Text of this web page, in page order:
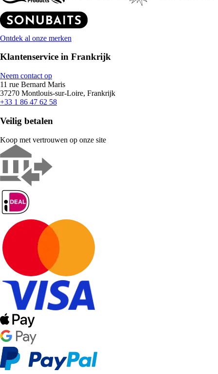
Ontdek al onze merken
Klantenservice in Frankrijk
Neem contact op
11 rue Bernard Maris
37270 Montlouis-sur-Loire, Frankrijk
+33 1 86 47 62 58
Veilig betalen
Koop met vertrouwen op onze site